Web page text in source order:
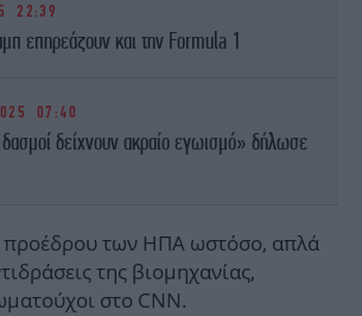
22:39
επηρεάζουν και την Formula 1
07:40
δασμοί δείχνουν ακραίο εγωισμό» δήλωσε
των ΗΠΑ ωστόσο, απλά
της βιομηχανίας,
στο CNN.